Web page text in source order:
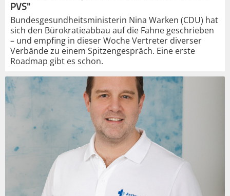
PVS"
Bundesgesundheitsministerin Nina Warken (CDU) hat
sich den Bürokratieabbau auf die Fahne geschrieben
– und empfing in dieser Woche Vertreter diverser
Verbände zu einem Spitzengespräch. Eine erste
Roadmap gibt es schon.